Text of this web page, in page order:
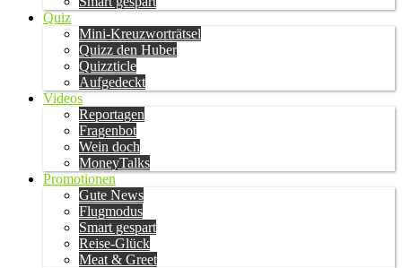
Quiz
Mini-Kreuzworträtsel
Quizz den Huber
Quizzticle
Aufgedeckt
Videos
Reportagen
Fragenbot
Wein doch
MoneyTalks
Promotionen
Gute News
Flugmodus
Smart gespart
Reise-Glück
Meat & Greet